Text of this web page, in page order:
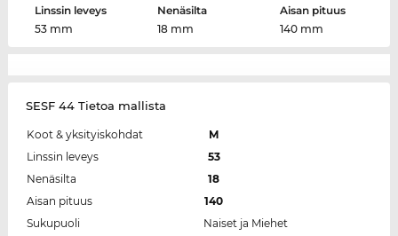
Linssin leveys
53 mm
Nenäsilta
18 mm
Aisan pituus
140 mm
SESF 44 Tietoa mallista
Koot & yksityiskohdat
M
Linssin leveys
53
Nenäsilta
18
Aisan pituus
140
Sukupuoli
Naiset ja Miehet